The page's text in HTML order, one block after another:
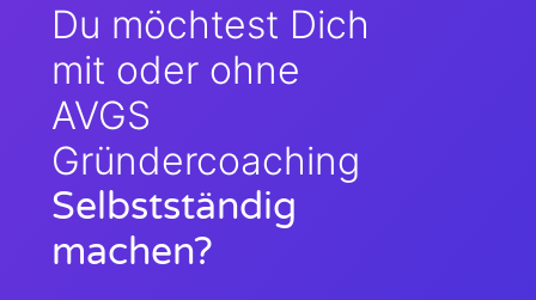
Du möchtest Dich
mit oder ohne
AVGS
Gründercoaching
Selbstständig
machen?